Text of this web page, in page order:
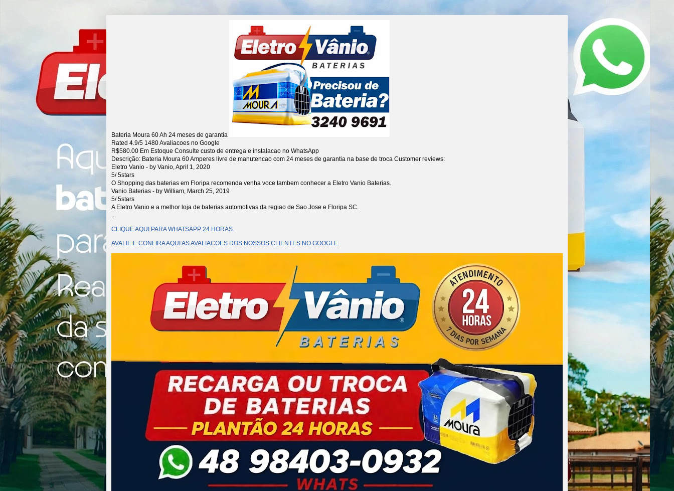
Bateria Moura 60 Ah 24 meses de garantia
Rated 4.9/5 1480Avaliacoes no Google
R$580.00 Em Estoque Consulte custo de entrega e instalacao no WhatsApp
Descrição: Bateria Moura 60 Amperes livre de manutencao com 24 meses de garantia na base de troca Customer reviews:
Eletro Vanio - by Vanio,April 1, 2020
5/5stars
O Shopping das baterias em Floripa recomenda venha voce tambem conhecer a Eletro Vanio Baterias.
Vanio Baterias - by William, March 25, 2019
5/5stars
A Eletro Vanio e a melhor loja de baterias automotivas da regiao de Sao Jose e Floripa SC.
...
CLIQUE AQUI PARA WHATSAPP 24 HORAS.
AVALIE E CONFIRA AQUI AS AVALIACOES DOS NOSSOS CLIENTES NO GOOGLE.